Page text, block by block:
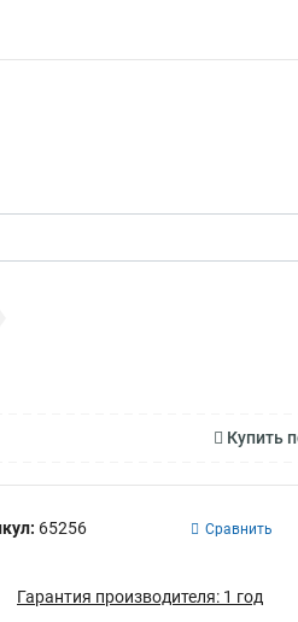
Купить
65256 Сравнить
Гарантия производителя: 1 год